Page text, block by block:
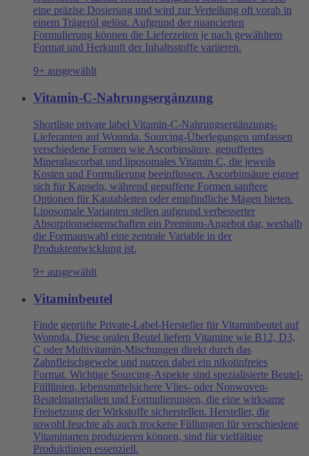
eine präzise Dosierung und wird zur Verteilung oft vorab in
einem Trägeröl gelöst. Aufgrund der nuancierten
Formulierung können die Lieferzeiten je nach gewähltem
Format und Herkunft der Inhaltsstoffe variieren.
9+ ausgewählt
Vitamin-C-Nahrungsergänzung
Shortliste private label Vitamin-C-Nahrungsergänzungs-
Lieferanten auf Wonnda. Sourcing-Überlegungen umfassen
verschiedene Formen wie Ascorbinsäure, gepuffertes
Mineralascorbat und liposomales Vitamin C, die jeweils
Kosten und Formulierung beeinflussen. Ascorbinsäure eignet
sich für Kapseln, während gepufferte Formen sanftere
Optionen für Kautabletten oder empfindliche Mägen bieten.
Liposomale Varianten stellen aufgrund verbesserter
Absorptionseigenschaften ein Premium-Angebot dar, weshalb
die Formauswahl eine zentrale Variable in der
Produktentwicklung ist.
9+ ausgewählt
Vitaminbeutel
Finde geprüfte Private-Label-Hersteller für Vitaminbeutel auf
Wonnda. Diese oralen Beutel liefern Vitamine wie B12, D3,
C oder Multivitamin-Mischungen direkt durch das
Zahnfleischgewebe und nutzen dabei ein nikotinfreies
Format. Wichtige Sourcing-Aspekte sind spezialisierte Beutel-
Fülllinien, lebensmittelsichere Vlies- oder Nonwoven-
Beutelmaterialien und Formulierungen, die eine wirksame
Freisetzung der Wirkstoffe sicherstellen. Hersteller, die
sowohl feuchte als auch trockene Füllungen für verschiedene
Vitaminarten produzieren können, sind für vielfältige
Produktlinien essenziell.